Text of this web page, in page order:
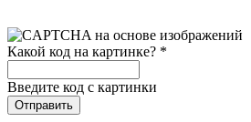
Какой код на картинке? *
Введите код с картинки